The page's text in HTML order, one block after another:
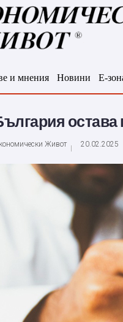
и мнения Новини Е-
Живот 20.02.2025